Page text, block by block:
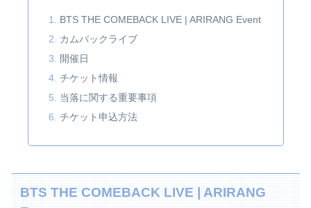
BTS THE COMEBACK LIVE | ARIRANG Event
カムバックライブ
開催日
チケット情報
当落に関する重要事項
チケット申込方法
BTS THE COMEBACK LIVE | ARIRANG